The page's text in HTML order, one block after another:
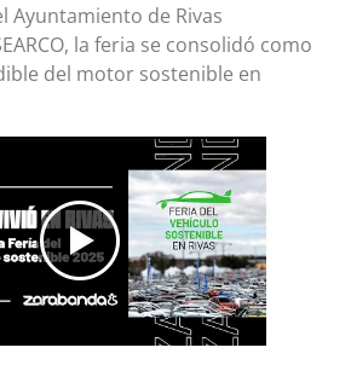
Ayuntamiento de Rivas
la feria se consolidó como
del motor sostenible en